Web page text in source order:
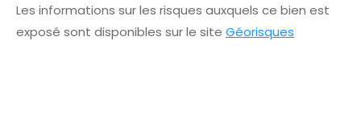
Les informations sur les risques auxquels ce bien est
exposé sont disponibles sur le site Géorisques